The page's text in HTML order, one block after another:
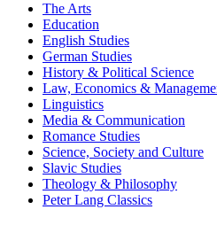
The Arts
Education
English Studies
German Studies
History & Political Science
Law, Economics &
Linguistics
Media & Communication
Romance Studies
Science, Society and Culture
Slavic Studies
Theology & Philosophy
Peter Lang Classics